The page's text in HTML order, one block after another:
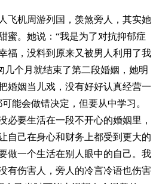
飞机周游列国，羡煞旁人，其实她
蜜。她说：“我是为了对抗抑郁症
，没料到原来又被男人利用了我
几个月就结束了第二段婚姻，她明
婚姻当儿戏，没有好好认真经营一
能会做错决定，但要从中学习。
必要生活在一段不开心的婚姻里，
自己在身心和财务上都受到更大的
做一个生活在别人眼中的自己。我
有伤害人，旁人的冷言冷语也伤害